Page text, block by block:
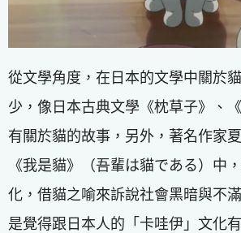
從文學角度，在日本的文學中關於
少，像日本古典文學《枕草子》、
有關於貓的故事，另外，著名作家
《我是貓》（吾輩は貓である）中
化，借貓之喻來訴說社會黑暗與不
是覺得跟日本人的「卡哇伊」文化